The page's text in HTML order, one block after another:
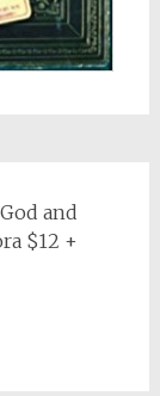
and
$12 +